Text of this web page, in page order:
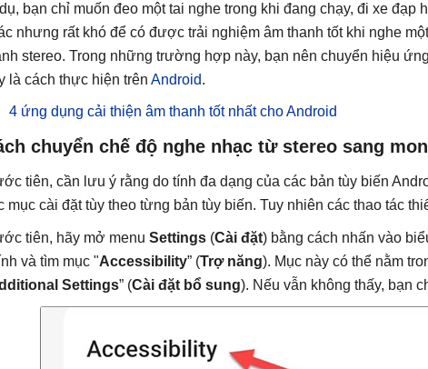
bạn chỉ muốn đeo một tai nghe trong khi đang chạy, đi xe đạp
nhưng rất khó để có được trải nghiệm âm thanh tốt khi nghe
stereo. Trong những trường hợp này, bạn nên chuyển hiệu
là cách thực hiện trên Android.
4 ứng dụng cải thiện âm thanh tốt nhất cho Android
chuyển chế độ nghe nhạc từ stereo sang
tiên, cần lưu ý rằng do tính đa dạng của các bản tùy biến
mục cài đặt tùy theo từng bản tùy biến. Tuy nhiên các thao tác
tiên, hãy mở menu Settings (Cài đặt) bằng cách nhấn vào
và tìm mục "Accessibility” (Trợ năng). Mục này có thể nằm
Settings” (Cài đặt bổ sung). Nếu vẫn không thấy, bạn